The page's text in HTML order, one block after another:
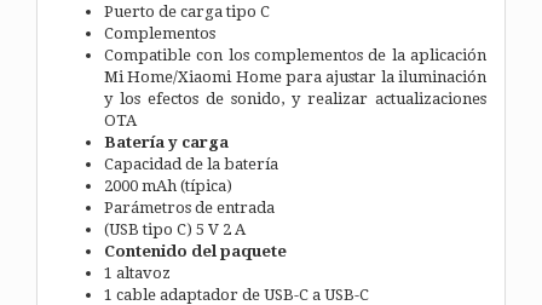
Puerto de carga tipo C
Complementos
Compatible con los complementos de la aplicación
Mi Home/Xiaomi Home para ajustar la iluminación
y los efectos de sonido, y realizar actualizaciones
OTA
Batería y carga
Capacidad de la batería
2000 mAh (típica)
Parámetros de entrada
(USB tipo C) 5 V 2 A
Contenido del paquete
1 altavoz
1 cable adaptador de USB-C a USB-C